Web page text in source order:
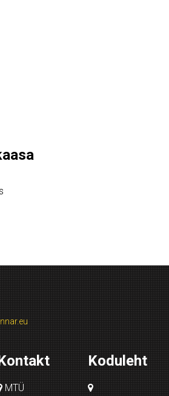
MTÜ
Koduleht